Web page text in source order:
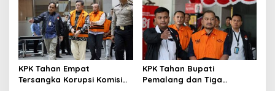
Patra Niaga Jabar
KPK Tahan Empat
Tersangka Korupsi Komisi
KPK Tahan Bupati
Pemalang dan Tiga